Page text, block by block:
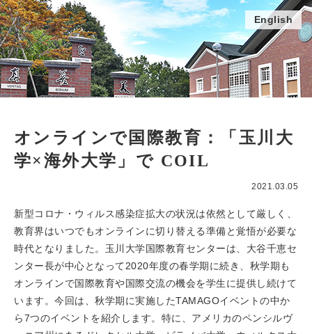
English
オンラインで国際教育：「玉川大
学×海外大学」で COIL
2021.03.05
新型コロナ・ウィルス感染症拡大の状況は依然として厳しく、
教育界はいつでもオンラインに切り替える準備と覚悟が必要な
時代となりました。玉川大学国際教育センターは、大谷千恵セ
ンター長が中心となって2020年度の春学期に続き、秋学期も
オンラインで国際教育や国際交流の機会を学生に提供し続けて
います。今回は、秋学期に実施したTAMAGOイベントの中か
ら7つのイベントを紹介します。特に、アメリカのペンシルヴ